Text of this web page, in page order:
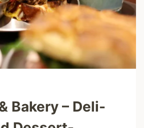
Bakery – Deli-